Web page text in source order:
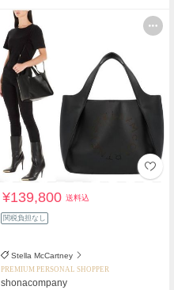
¥139,800送料込
関税負担なし
Stella McCartney
PREMIUM PERSONAL SHOPPER
shonacompany